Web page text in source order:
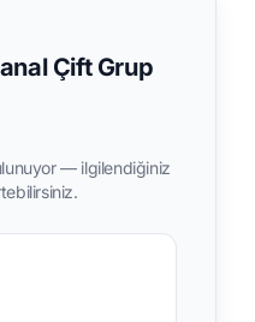
Çift Grup
— ilgilendiğiniz